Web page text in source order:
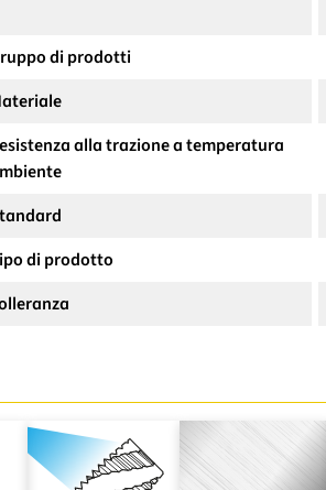
di prodotti
alla trazione a temperatura
di prodotto